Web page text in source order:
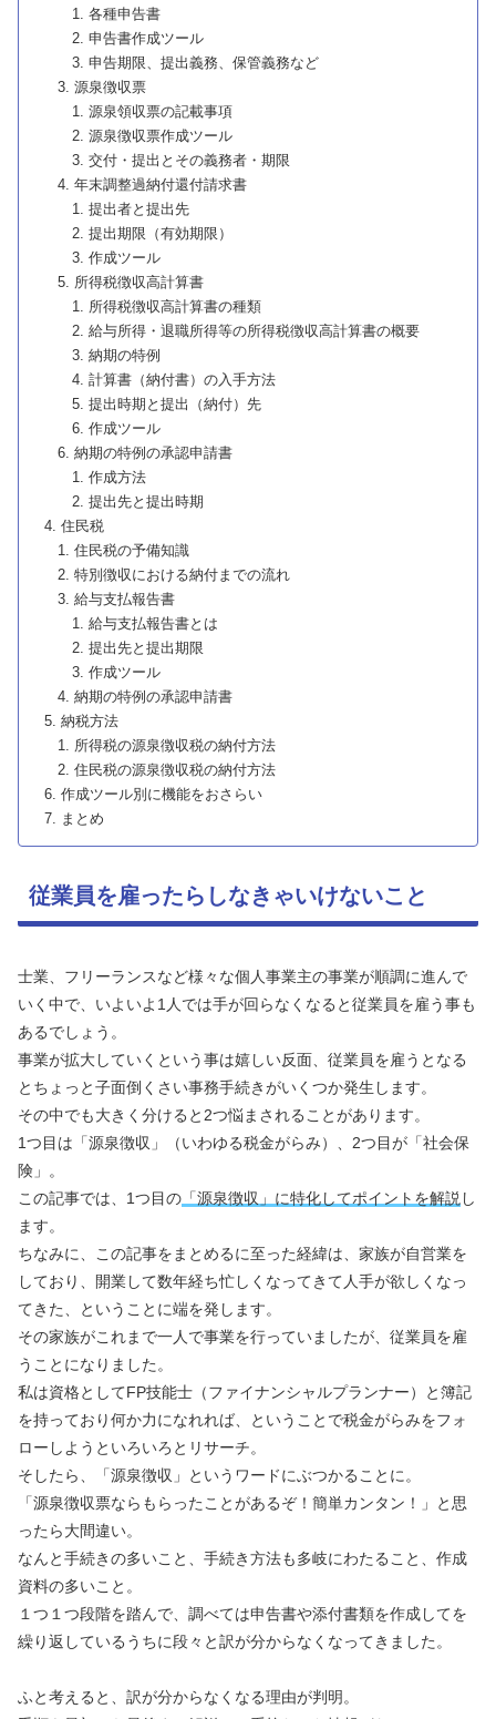
各種申告書
申告書作成ツール
申告期限、提出義務、保管義務など
源泉徴収票
源泉領収票の記載事項
源泉徴収票作成ツール
交付・提出とその義務者・期限
年末調整過納付還付請求書
提出者と提出先
提出期限（有効期限）
作成ツール
所得税徴収高計算書
所得税徴収高計算書の種類
給与所得・退職所得等の所得税徴収高計算書の概要
納期の特例
計算書（納付書）の入手方法
提出時期と提出（納付）先
作成ツール
納期の特例の承認申請書
作成方法
提出先と提出時期
住民税
住民税の予備知識
特別徴収における納付までの流れ
給与支払報告書
給与支払報告書とは
提出先と提出期限
作成ツール
納期の特例の承認申請書
納税方法
所得税の源泉徴収税の納付方法
住民税の源泉徴収税の納付方法
作成ツール別に機能をおさらい
まとめ
従業員を雇ったらしなきゃいけないこと
士業、フリーランスなど様々な個人事業主の事業が順調に進んで
いく中で、いよいよ1人では手が回らなくなると従業員を雇う事も
あるでしょう。
事業が拡大していくという事は嬉しい反面、従業員を雇うとなる
とちょっと子面倒くさい事務手続きがいくつか発生します。
その中でも大きく分けると2つ悩まされることがあります。
1つ目は「源泉徴収」（いわゆる税金がらみ）、2つ目が「社会保
険」。
この記事では、1つ目の 「源泉徴収」に特化してポイントを解説 し
ます。
ちなみに、この記事をまとめるに至った経緯は、家族が自営業を
しており、開業して数年経ち忙しくなってきて人手が欲しくなっ
てきた、ということに端を発します。
その家族がこれまで一人で事業を行っていましたが、従業員を雇
うことになりました。
私は資格としてFP技能士（ファイナンシャルプランナー）と簿記
を持っており何か力になれれば、ということで税金がらみをフォ
ローしようといろいろとリサーチ。
そしたら、「源泉徴収」というワードにぶつかることに。
「源泉徴収票ならもらったことがあるぞ！簡単カンタン！」と思
ったら大間違い。
なんと手続きの多いこと、手続き方法も多岐にわたること、作成
資料の多いこと。
１つ１つ段階を踏んで、調べては申告書や添付書類を作成してを
繰り返しているうちに段々と訳が分からなくなってきました。
ふと考えると、訳が分からなくなる理由が判明。